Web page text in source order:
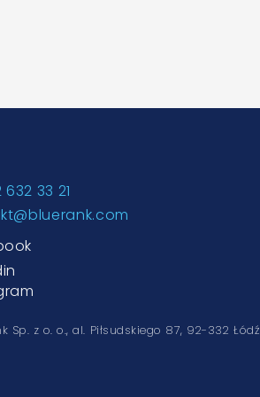
33 21
Sp. z o. o., al. Piłsudskiego 87, 92-332 Łódź